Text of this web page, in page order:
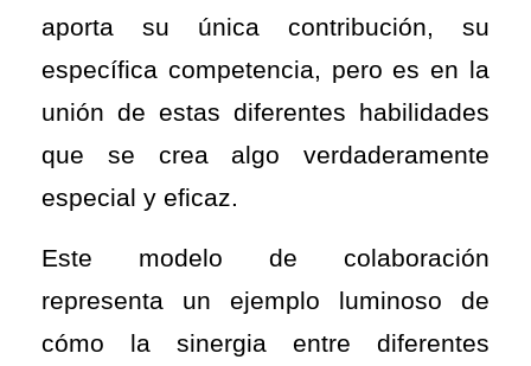
aporta su única contribución, su
específica competencia, pero es en la
unión de estas diferentes habilidades
que se crea algo verdaderamente
especial y eficaz.
Este modelo de colaboración
representa un ejemplo luminoso de
cómo la sinergia entre diferentes